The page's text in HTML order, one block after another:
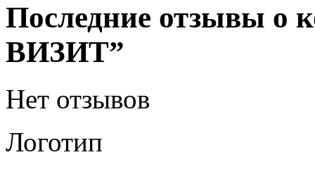
Последние отзывы
ВИЗИТ”
Нет отзывов
Логотип